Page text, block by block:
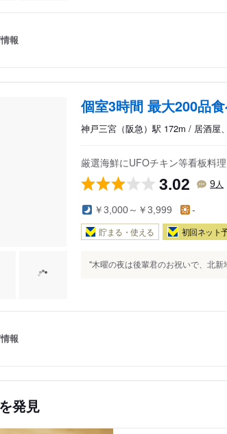
報
個室3時間 最大200品
神戸三宮（阪急）駅 172m / 居酒屋
厳選海鮮にUFOチキン等看板料
3.02 9人
￥3,000～￥3,999 -
貯まる・使える 初回ネット
"木曜の夜は後輩君のお祝いで、北
報
発見